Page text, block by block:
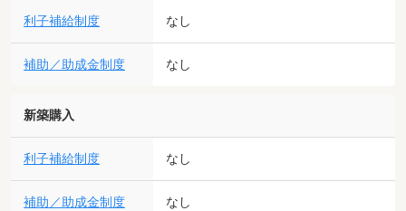
利子補給制度 なし
補助／助成金制度 なし
新築購入
利子補給制度 なし
補助／助成金制度 なし